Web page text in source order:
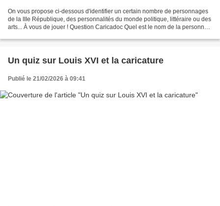
On vous propose ci-dessous d'identifier un certain nombre de personnages
de la IIIe République, des personnalités du monde politique, littéraire ou des
arts... À vous de jouer ! Question Caricadoc Quel est le nom de la personne
Un quiz sur Louis XVI et la caricature
Publié le 21/02/2026 à 09:41